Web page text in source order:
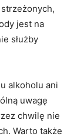
jest na
służby
alkoholu ani
uwagę
chwilę nie
Warto także